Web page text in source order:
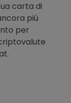
carta di
più
per